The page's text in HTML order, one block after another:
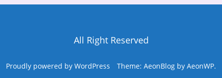
All Right Reserved
Proudly powered by WordPress Theme: AeonBlog by AeonWP.